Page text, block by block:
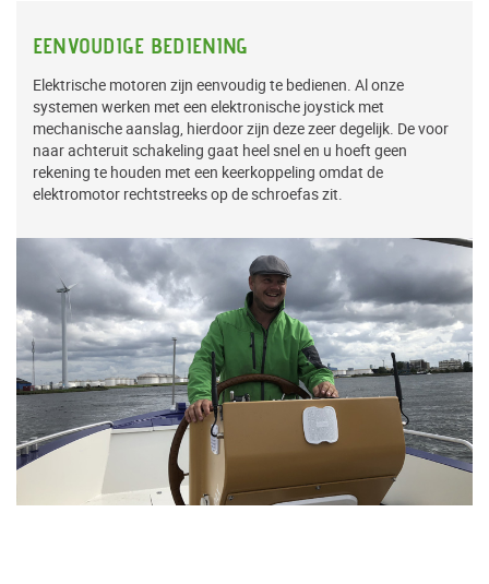
EENVOUDIGE BEDIENING
Elektrische motoren zijn eenvoudig te bedienen. Al onze
systemen werken met een elektronische joystick met
mechanische aanslag, hierdoor zijn deze zeer degelijk. De voor
naar achteruit schakeling gaat heel snel en u hoeft geen
rekening te houden met een keerkoppeling omdat de
elektromotor rechtstreeks op de schroefas zit.